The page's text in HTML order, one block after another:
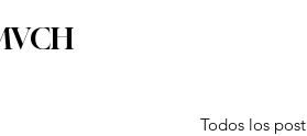
Todos los post